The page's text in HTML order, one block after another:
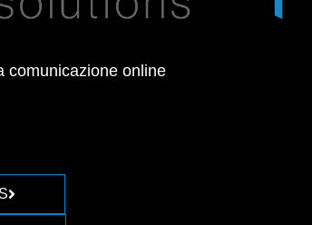
comunicazione online